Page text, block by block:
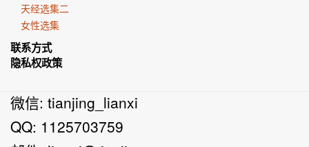
天经选集二
女性选集
联系方式
隐私权政策
微信: tianjing_lianxi
QQ: 1125703759